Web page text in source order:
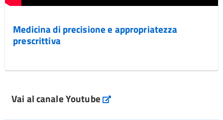
Medicina di precisione e appropriatezza
prescrittiva
Vai al canale Youtube